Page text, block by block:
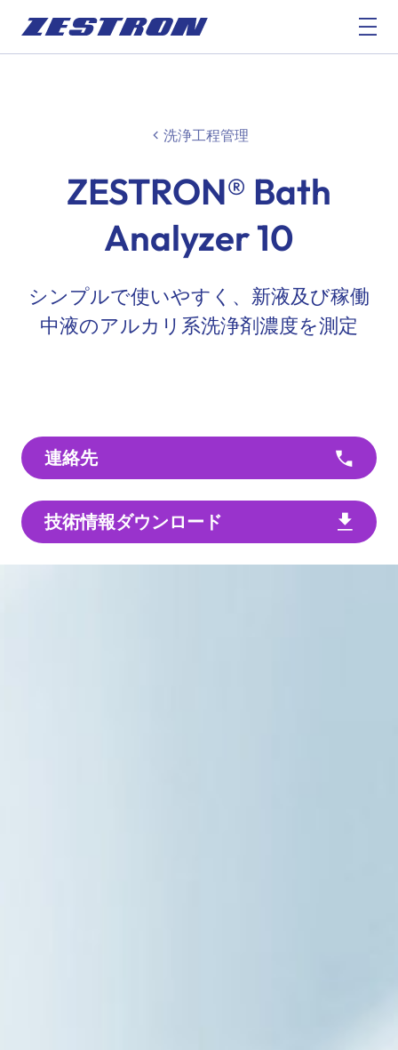
洗浄工程管理
ZESTRON® Bath
Analyzer 10
シンプルで使いやすく、新液及び稼働
中液のアルカリ系洗浄剤濃度を測定
連絡先
技術情報ダウンロード